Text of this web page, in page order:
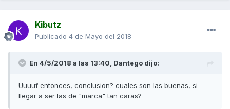
Kibutz
Publicado 4 de Mayo del 2018
En 4/5/2018 a las 13:40, Dantego dijo:
Uuuuf entonces, conclusion? cuales son las buenas, si
llegar a ser las de "marca" tan caras?